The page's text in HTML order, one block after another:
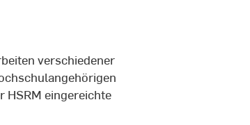
verschiedener
HSRM eingereichte